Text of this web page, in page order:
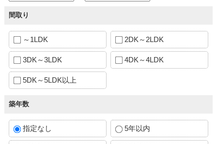
間取り
～1LDK 2DK～2LDK
3DK～3LDK 4DK～4LDK
5DK～5LDK以上
築年数
指定なし 5年以内